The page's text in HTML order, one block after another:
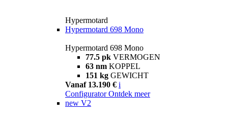
Hypermotard
Hypermotard 698 Mono
Hypermotard 698 Mono
77.5 pk VERMOGEN
63 nm KOPPEL
151 kg GEWICHT
Vanaf 13.190 € i
Configurator Ontdek meer
new V2